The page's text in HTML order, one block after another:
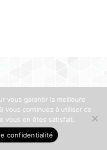
vous garantir la meilleure
vous continuez à utiliser ce
vous en êtes satisfait.
confidentialité